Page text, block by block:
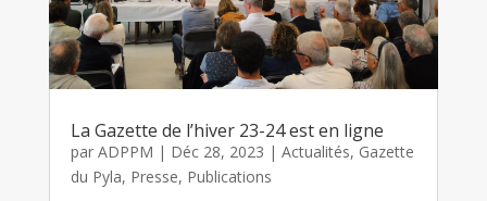
La Gazette de l’hiver 23-24 est en ligne
par ADPPM | Déc 28, 2023 | Actualités, Gazette
du Pyla, Presse, Publications